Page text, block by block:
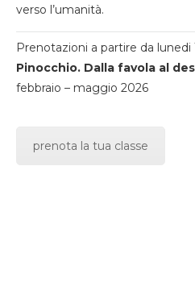
verso l’umanità.
Prenotazioni a partire da lunedi
Pinocchio. Dalla favola al
febbraio – maggio 2026
prenota la tua classe